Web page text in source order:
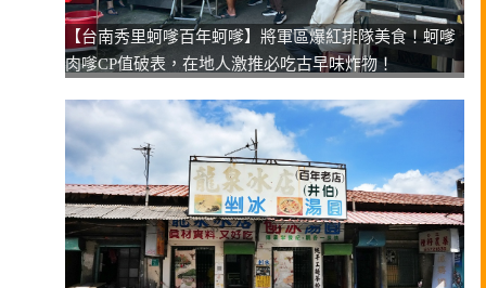
【台南秀里蚵嗲百年蚵嗲】將軍區爆紅排隊美食！蚵嗲
肉嗲CP值破表，在地人激推必吃古早味炸物！